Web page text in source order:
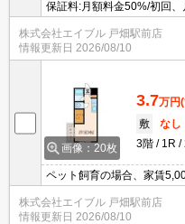
保証料:月額料金50%/初回、
株式会社エイブル 戸畑駅前店
情報更新日 2026/08/10
画像：20枚
3.7万円
敷
なし
3階
1R
ペット飼育の場合、家賃
CGであり付いていません。
株式会社エイブル 戸畑駅前店
情報更新日 2026/08/10